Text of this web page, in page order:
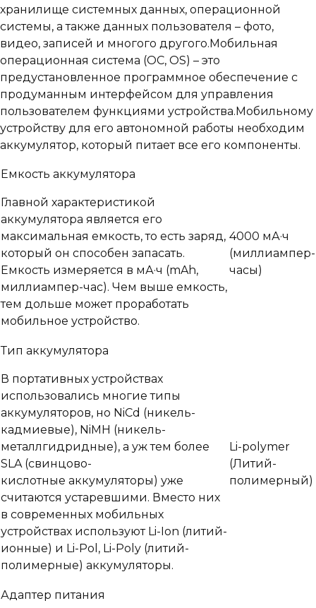
хранилище системных данных, операционной
системы, а также данных пользователя – фото,
видео, записей и многого другого.Мобильная
операционная система (ОС, OS) – это
предустановленное программное обеспечение с
продуманным интерфейсом для управления
пользователем функциями устройства.Мобильному
устройству для его автономной работы необходим
аккумулятор, который питает все его компоненты.
Емкость аккумулятора
Главной характеристикой
аккумулятора является его
максимальная емкость, то есть заряд,
который он способен запасать.
Емкость измеряется в мА·ч (mAh,
миллиампер-час). Чем выше емкость,
тем дольше может проработать
мобильное устройство.
4000 мА·ч
(миллиампер-
часы)
Тип аккумулятора
В портативных устройствах
использовались многие типы
аккумуляторов, но NiCd (никель-
кадмиевые), NiMH (никель-
металлгидридные), а уж тем более
SLA (свинцово-
кислотные аккумуляторы) уже
считаются устаревшими. Вместо них
в современных мобильных
устройствах используют Li-Ion (литий-
ионные) и Li-Pol, Li-Poly (литий-
полимерные) аккумуляторы.
Li-polymer
(Литий-
полимерный)
Адаптер питания